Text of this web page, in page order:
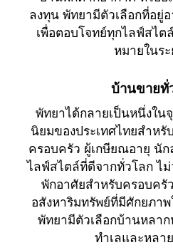
ลงทุน พัทยามีตัวเลือกที่อยู่
เพื่อตอบโจทย์ทุกไลฟ์สไต
หมายในร
บ้านขายทั่
พัทยาได้กลายเป็นหนึ่งใน
นิยมของประเทศไทยสำห
ครอบครัว ผู้เกษียณอายุ นั
ไลฟ์สไตล์ที่ดีจากทั่วโลก ไ
พักอาศัยสำหรับครอบครั
อสังหาริมทรัพย์ที่มีศักยภาพ
พัทยามีตัวเลือกบ้านหลา
ทำเลและหลา